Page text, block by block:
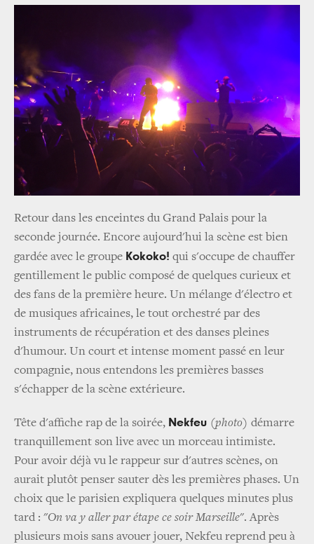
Retour dans les enceintes du Grand Palais pour la
seconde journée. Encore aujourd'hui la scène est bien
gardée avec le groupe Kokoko! qui s'occupe de chauffer
gentillement le public composé de quelques curieux et
des fans de la première heure. Un mélange d'électro et
de musiques africaines, le tout orchestré par des
instruments de récupération et des danses pleines
d'humour. Un court et intense moment passé en leur
compagnie, nous entendons les premières basses
s'échapper de la scène extérieure.
Tête d'affiche rap de la soirée, Nekfeu (photo) démarre
tranquillement son live avec un morceau intimiste.
Pour avoir déjà vu le rappeur sur d'autres scènes, on
aurait plutôt penser sauter dès les premières phases. Un
choix que le parisien expliquera quelques minutes plus
tard : "On va y aller par étape ce soir Marseille". Après
plusieurs mois sans avouer jouer, Nekfeu reprend peu à